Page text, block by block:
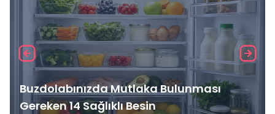
Buzdolabınızda Mutlaka Bulunması
Gereken 14 Sağlıklı Besin